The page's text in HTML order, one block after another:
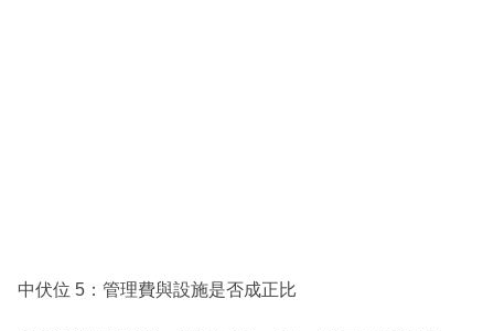
中伏位 5：管理費與設施是否成正比